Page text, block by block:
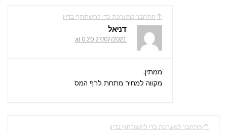
התחבר למערכת כדי להשתתף בדיון
דניאל
27/07/2021 at 0:20
ממתין.
מקווה למחיר מתחת לרף המס
התחבר למערכת כדי להשתתף בדיון